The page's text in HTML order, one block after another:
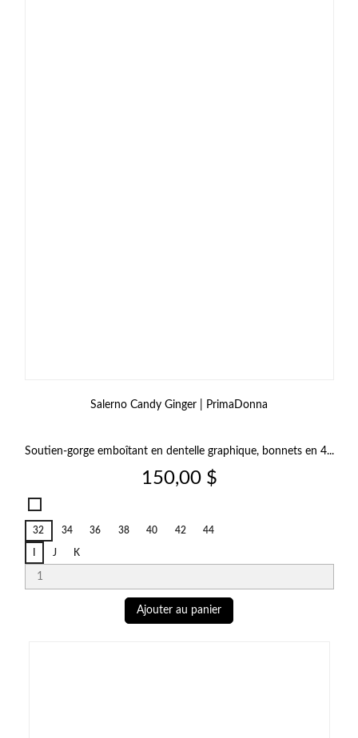
Salerno Candy Ginger | PrimaDonna
Soutien‑gorge emboîtant en dentelle graphique, bonnets en 4...
Prix
150,00 $
Candy
Ginger
32 34 36 38 40 42 44
J K
Ajouter au panier